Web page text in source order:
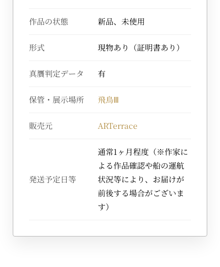
作品の状態 新品、未使用
形式 現物あり（証明書あり）
真贋判定データ 有
保管・展示場所 飛鳥Ⅲ
販売元 ARTerrace
発送予定日等
通常1ヶ月程度（※作家に
よる作品確認や船の運航
状況等により、お届けが
前後する場合がございま
す）